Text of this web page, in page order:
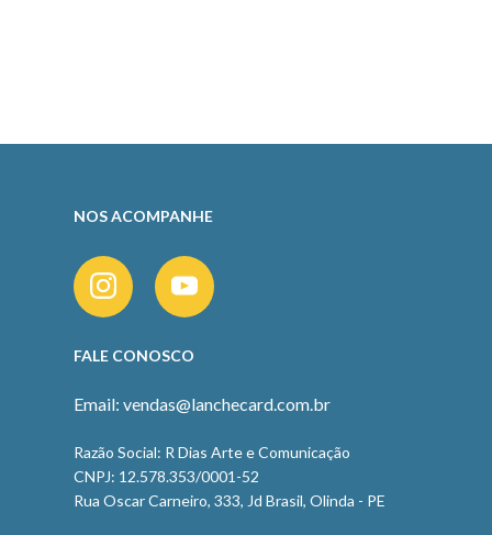
NOS ACOMPANHE
FALE CONOSCO
Email: vendas@lanchecard.com.br
Razão Social: R Dias Arte e Comunicação
CNPJ: 12.578.353/0001-52
Rua Oscar Carneiro, 333, Jd Brasil, Olinda - PE